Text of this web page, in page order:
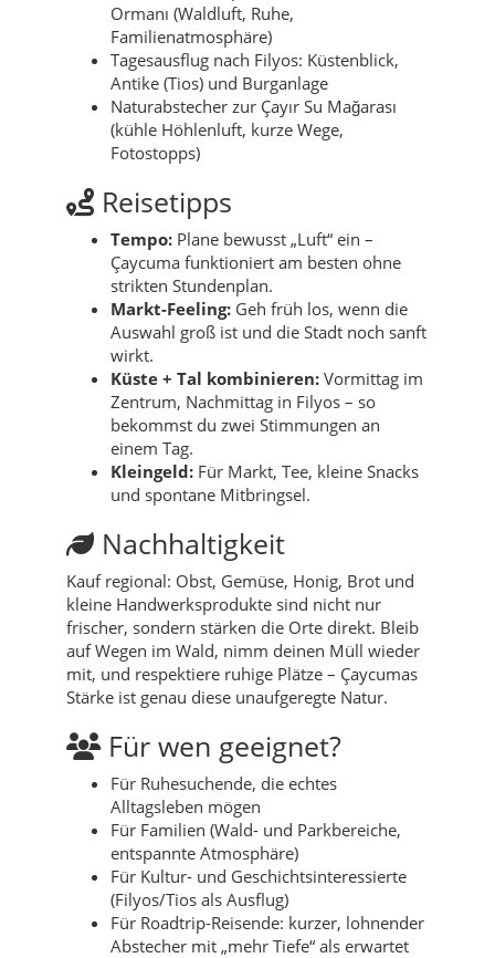
Ormanı (Waldluft, Ruhe,
Familienatmosphäre)
Tagesausflug nach Filyos: Küstenblick,
Antike (Tios) und Burganlage
Naturabstecher zur Çayır Su Mağarası
(kühle Höhlenluft, kurze Wege,
Fotostopps)
Reisetipps
Tempo: Plane bewusst „Luft“ ein –
Çaycuma funktioniert am besten ohne
strikten Stundenplan.
Markt-Feeling: Geh früh los, wenn die
Auswahl groß ist und die Stadt noch sanft
wirkt.
Küste + Tal kombinieren: Vormittag im
Zentrum, Nachmittag in Filyos – so
bekommst du zwei Stimmungen an
einem Tag.
Kleingeld: Für Markt, Tee, kleine Snacks
und spontane Mitbringsel.
Nachhaltigkeit
Kauf regional: Obst, Gemüse, Honig, Brot und
kleine Handwerksprodukte sind nicht nur
frischer, sondern stärken die Orte direkt. Bleib
auf Wegen im Wald, nimm deinen Müll wieder
mit, und respektiere ruhige Plätze – Çaycumas
Stärke ist genau diese unaufgeregte Natur.
Für wen geeignet?
Für Ruhesuchende, die echtes
Alltagsleben mögen
Für Familien (Wald- und Parkbereiche,
entspannte Atmosphäre)
Für Kultur- und Geschichtsinteressierte
(Filyos/Tios als Ausflug)
Für Roadtrip-Reisende: kurzer, lohnender
Abstecher mit „mehr Tiefe“ als erwartet